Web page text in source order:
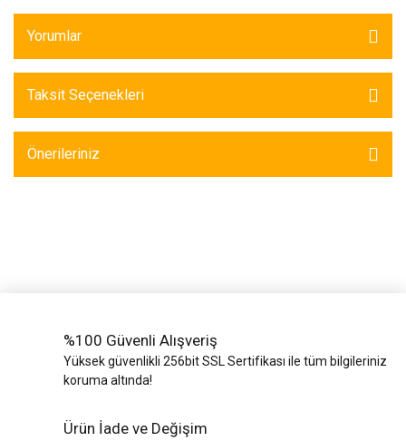
Yorumlar
Taksit Seçenekleri
Önerileriniz
%100 Güvenli Alışveriş
Yüksek güvenlikli 256bit SSL Sertifikası ile tüm bilgileriniz
koruma altında!
Ürün İade ve Değişim